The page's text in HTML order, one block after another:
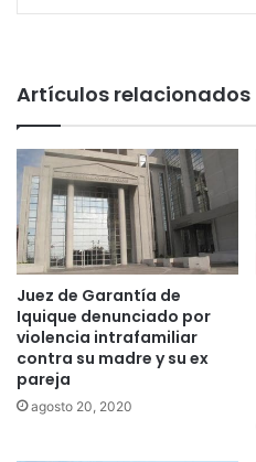
Artículos relacionados
Juez de Garantía de
Iquique denunciado por
violencia intrafamiliar
contra su madre y su ex
pareja
agosto 20, 2020